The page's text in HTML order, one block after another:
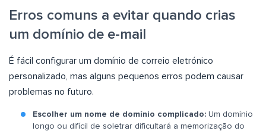
Erros comuns a evitar quando crias
um domínio de e-mail
É fácil configurar um domínio de correio eletrónico
personalizado, mas alguns pequenos erros podem causar
problemas no futuro.
Escolher um nome de domínio complicado: Um domínio
longo ou difícil de soletrar dificultará a memorização do